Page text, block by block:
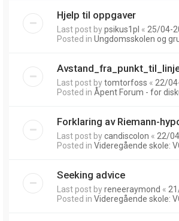
Hjelp til oppgaver
Last post bypsikus1pl « 25/04-
Posted in Ungdomsskolen og
Last post bytomtorfoss « 22/
Posted in Åpent Forum - for
Forklaring av Riemann-
Last post bycandiscolon « 22/
Posted in Videregående skole:
Seeking advice
Last post byreneeraymond «
Posted in Videregående skole: